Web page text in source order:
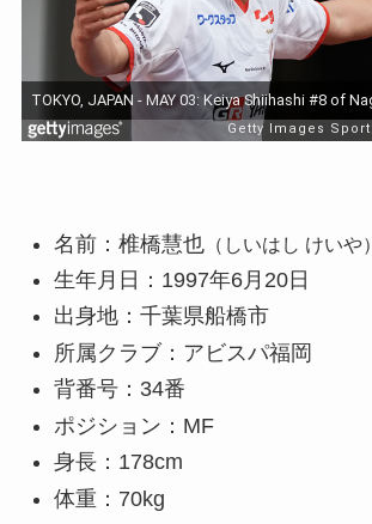
名前：椎橋慧也 （しいはし けいや）
生年月日：1997年6月20日
出身地：千葉県船橋市
所属クラブ：アビスパ福岡
背番号：34番
ポジション：MF
身長：178cm
体重：70kg